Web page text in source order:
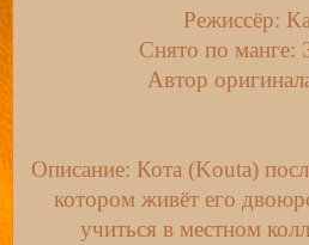
Режиссёр:
Снято по манге:
Автор
Описание: Кота (Kouta)
котором живёт его
учиться в местном